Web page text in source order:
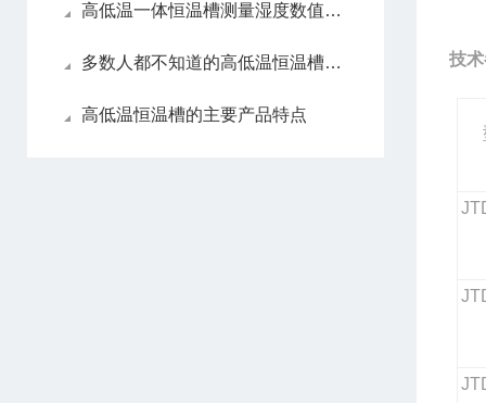
高低温一体恒温槽测量湿度数值错误该如何解决
多数人都不知道的高低温恒温槽优势
高低温恒温槽的主要产品特点
技